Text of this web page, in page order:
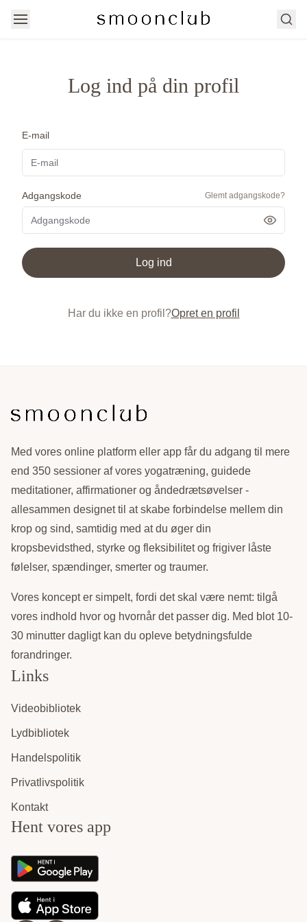
Søg
Log ind på din profil
E-mail
Adgangskode Glemt adgangskode?
Vis
Log ind
Har du ikke en profil?Opret en profil
Med vores online platform eller app får du adgang til mere
end 350 sessioner af vores yogatræning, guidede
meditationer, affirmationer og åndedrætsøvelser -
allesammen designet til at skabe forbindelse mellem din
krop og sind, samtidig med at du øger din
kropsbevidsthed, styrke og fleksibilitet og frigiver låste
følelser, spændinger, smerter og traumer.
Vores koncept er simpelt, fordi det skal være nemt: tilgå
vores indhold hvor og hvornår det passer dig. Med blot 10-
30 minutter dagligt kan du opleve betydningsfulde
forandringer.
Links
Videobibliotek
Lydbibliotek
Handelspolitik
Privatlivspolitik
Kontakt
Hent vores app